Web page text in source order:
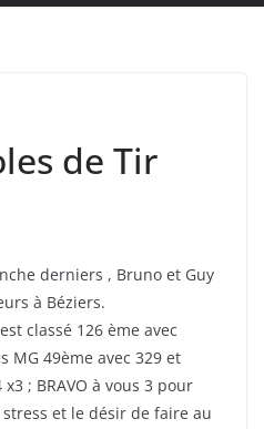
de Tir
derniers , Bruno et Guy
à Béziers.
classé 126 ème avec
MG 49ème avec 329 et
; BRAVO à vous 3 pour
et le désir de faire au